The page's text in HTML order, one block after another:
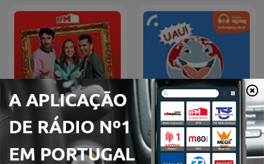
RFM - Café curto
Inacreditáveis Verdades
do Planeta